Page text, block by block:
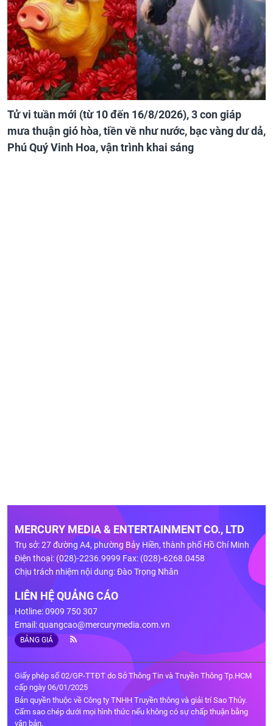
Tử vi tuần mới (từ 10 đến 16/8/2026), 3 con giáp
mưa thuận gió hòa, tiền về như nước, bạc vàng dư dả,
Phú Quý Vinh Hoa, vận trình khai sáng
MERCURY MEDIA & ENTERTAINMENT CO., LTD
Trụ sở: 27 đường A4, phường Bảy Hiền, thành phố Hồ Chí Minh
Điện thoại: (028)-2236.9999 Fax: (028)-6268.0458
Chịu trách nhiệm nội dung: Đào Trọng Nhân
LIÊN HỆ QUẢNG CÁO
Hotline: 0909 750 307
Email:quangcao@mercurymedia.com.vn
BẢNG GIÁ
Giấy phép số 02/GP-TTĐT do Sở Thông Tin và Truyền Thông Tp.HCM
cấp ngày 06/01/2025
Bản quyền thuộc về Công ty TNHH Truyền thông và giải trí Sao Thủy.
Cấm sao chép dưới mọi hình thức nếu không có sự chấp thuận bằng
văn bản.